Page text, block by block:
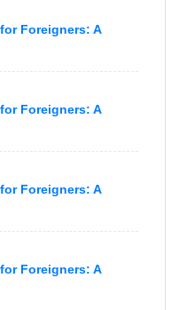
Foreigners: A
Foreigners: A
Foreigners: A
Foreigners: A